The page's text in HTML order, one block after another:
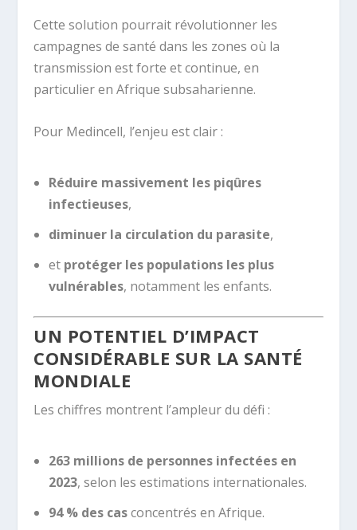
Cette solution pourrait révolutionner les
campagnes de santé dans les zones où la
transmission est forte et continue, en
particulier en Afrique subsaharienne.
Pour Medincell, l’enjeu est clair :
Réduire massivement les piqûres
infectieuses,
diminuer la circulation du parasite,
et protéger les populations les plus
vulnérables, notamment les enfants.
UN POTENTIEL D’IMPACT
CONSIDÉRABLE SUR LA SANTÉ
MONDIALE
Les chiffres montrent l’ampleur du défi :
263 millions de personnes infectées en
2023, selon les estimations internationales.
94 % des casconcentrés en Afrique.